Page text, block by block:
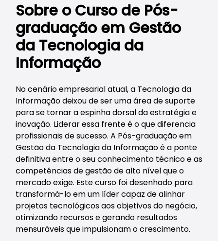
Sobre o Curso de Pós-
graduação em Gestão
da Tecnologia da
Informação
No cenário empresarial atual, a Tecnologia da
Informação deixou de ser uma área de suporte
para se tornar a espinha dorsal da estratégia e
inovação. Liderar essa frente é o que diferencia
profissionais de sucesso. A Pós-graduação em
Gestão da Tecnologia da Informação é a ponte
definitiva entre o seu conhecimento técnico e as
competências de gestão de alto nível que o
mercado exige. Este curso foi desenhado para
transformá-lo em um líder capaz de alinhar
projetos tecnológicos aos objetivos do negócio,
otimizando recursos e gerando resultados
mensuráveis que impulsionam o crescimento.